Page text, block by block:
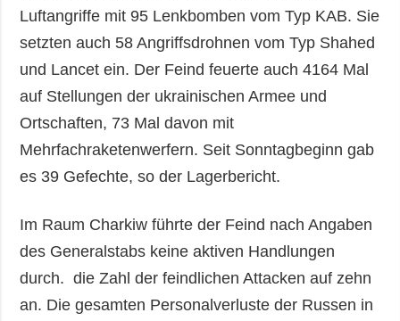
Veröffentlichungen
Interview
Fotos
Video
Abonnement
Fotobank
Luftangriffe mit 95 Lenkbomben vom Typ KAB. Sie
setzten auch 58 Angriffsdrohnen vom Typ Shahed
und Lancet ein. Der Feind feuerte auch 4164 Mal
auf Stellungen der ukrainischen Armee und
Ortschaften, 73 Mal davon mit
Mehrfachraketenwerfern. Seit Sonntagbeginn gab
es 39 Gefechte, so der Lagerbericht.
Im Raum Charkiw führte der Feind nach Angaben
des Generalstabs keine aktiven Handlungen
durch. die Zahl der feindlichen Attacken auf zehn
an. Die gesamten Personalverluste der Russen in